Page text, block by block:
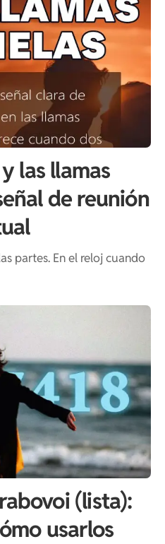
y las llamas
de reunión
partes. En el reloj cuando
(lista):
usarlos